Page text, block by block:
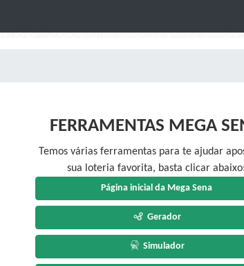
FERRAMENTAS MEGA
Temos várias ferramentas para te ajudar
sua loteria favorita, basta clicar abaixo:
Página inicial da Mega Sena
Gerador
Simulador